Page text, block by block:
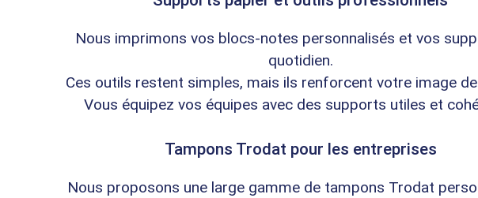
Nous imprimons vos blocs-notes personnalisés et vos
quotidien.
Ces outils restent simples, mais ils renforcent votre image
Vous équipez vos équipes avec des supports utiles et
Tampons Trodat pour les entreprises
Nous proposons une large gamme de tampons Trodat